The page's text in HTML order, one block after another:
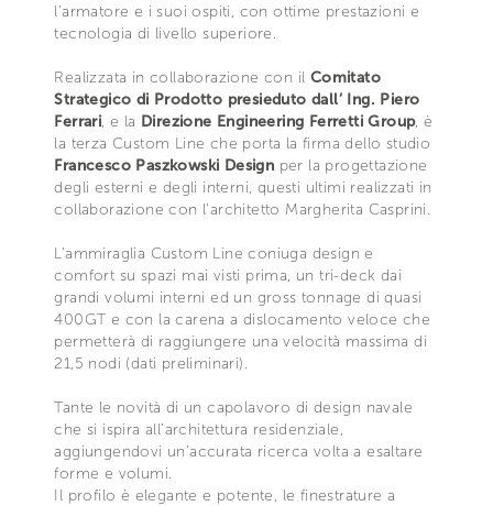
l’armatore e i suoi ospiti, con ottime prestazioni e
tecnologia di livello superiore.
Realizzata in collaborazione con il Comitato
Strategico di Prodotto presieduto dall’ Ing. Piero
Ferrari, e la Direzione Engineering Ferretti Group, è
la terza Custom Line che porta la firma dello studio
Francesco Paszkowski Design per la progettazione
degli esterni e degli interni, questi ultimi realizzati in
collaborazione con l’architetto Margherita Casprini.
L’ammiraglia Custom Line coniuga design e
comfort su spazi mai visti prima, un tri-deck dai
grandi volumi interni ed un gross tonnage di quasi
400GT e con la carena a dislocamento veloce che
permetterà di raggiungere una velocità massima di
21,5 nodi (dati preliminari).
Tante le novità di un capolavoro di design navale
che si ispira all’architettura residenziale,
aggiungendovi un’accurata ricerca volta a esaltare
forme e volumi.
Il profilo è elegante e potente, le finestrature a